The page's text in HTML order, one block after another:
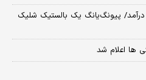
پیونگ‌یانگ یک بالستیک شلیک
ها اعلام شد